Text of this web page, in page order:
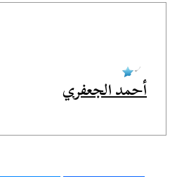
أحمد الجعفري